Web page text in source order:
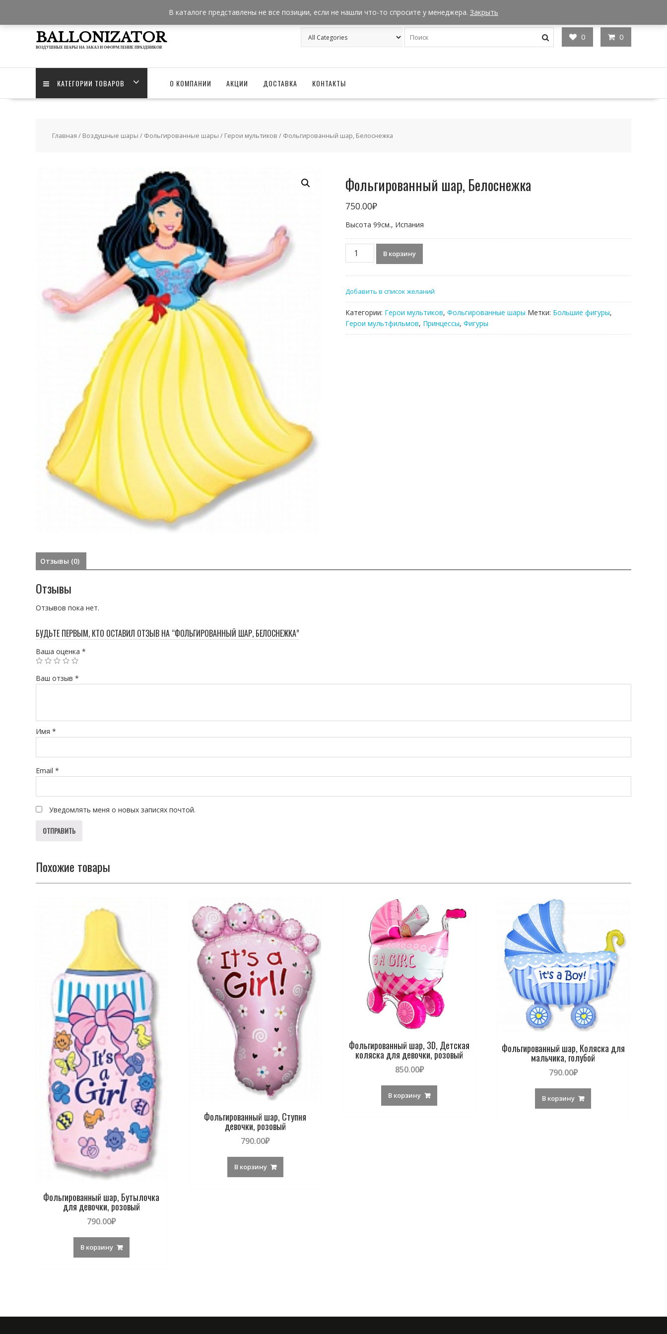
content
BALLONIZATOR
ВОЗДУШНЫЕ ШАРЫ НА ЗАКАЗ И ОФОРМЛЕНИЕ ПРАЗДНИКОВ
0 0
КАТЕГОРИИ ТОВАРОВ О КОМПАНИИ АКЦИИ ДОСТАВКА КОНТАКТЫ
Главная / Воздушные шары / Фольгированные шары / Герои мультиков / Фольгированный шар, Белоснежка
Фольгированный шар, Белоснежка
750.00₽
Высота 99см., Испания
Количество
товара
Белоснежка
В корзину
Добавить в список желаний
Категории: Герои мультиков, Фольгированные шары Метки: Большие фигуры,
Герои мультфильмов, Принцессы, Фигуры
Отзывы (0)
Отзывы
Отзывов пока нет.
БУДЬТЕ ПЕРВЫМ, КТО ОСТАВИЛ ОТЗЫВ НА “ФОЛЬГИРОВАННЫЙ ШАР, БЕЛОСНЕЖКА”
Ваша оценка *
Ваш отзыв *
Имя *
Email *
Уведомлять меня о новых записях почтой.
Похожие товары
Фольгированный шар, Бутылочка
для девочки, розовый
790.00₽
В корзину
Фольгированный шар, Ступня
девочки, розовый
790.00₽
В корзину
Фольгированный шар, 3D, Детская
коляска для девочки, розовый
850.00₽
В корзину
Фольгированный шар, Коляска для
мальчика, голубой
790.00₽
В корзину
В каталоге представлены не все позиции, если не нашли что-то спросите у менеджера. Закрыть